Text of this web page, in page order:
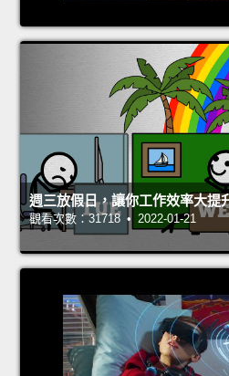
週三放假日，讓你工作效率大提
觀看次數：31718 • 2022-01-21